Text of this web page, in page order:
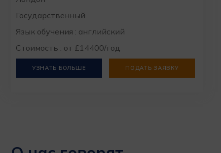
Государственный
Язык обучения : английский
Стоимость : от £14400/год
УЗНАТЬ БОЛЬШЕ ПОДАТЬ ЗАЯВКУ